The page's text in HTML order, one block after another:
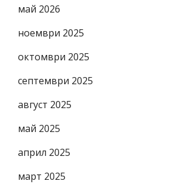
май 2026
ноември 2025
октомври 2025
септември 2025
август 2025
май 2025
април 2025
март 2025